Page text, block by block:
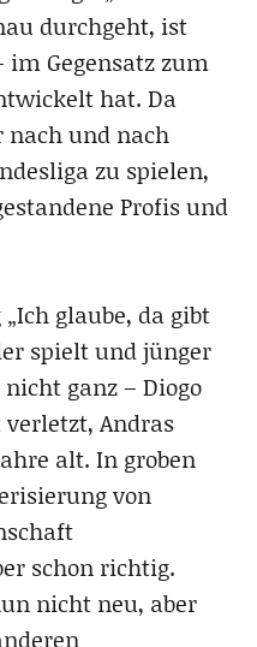
durchgeht, ist
Gegensatz zum
hat. Da
und nach
zu spielen,
Profis und
glaube, da gibt
spielt und jünger
ganz – Diogo
Andras
alt. In groben
von
schon richtig.
nicht neu, aber